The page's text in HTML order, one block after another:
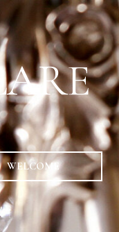
kr
WELCOME